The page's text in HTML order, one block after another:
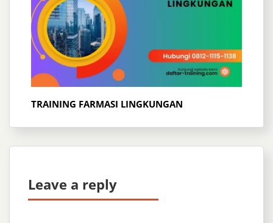
TRAINING FARMASI LINGKUNGAN
Leave a reply